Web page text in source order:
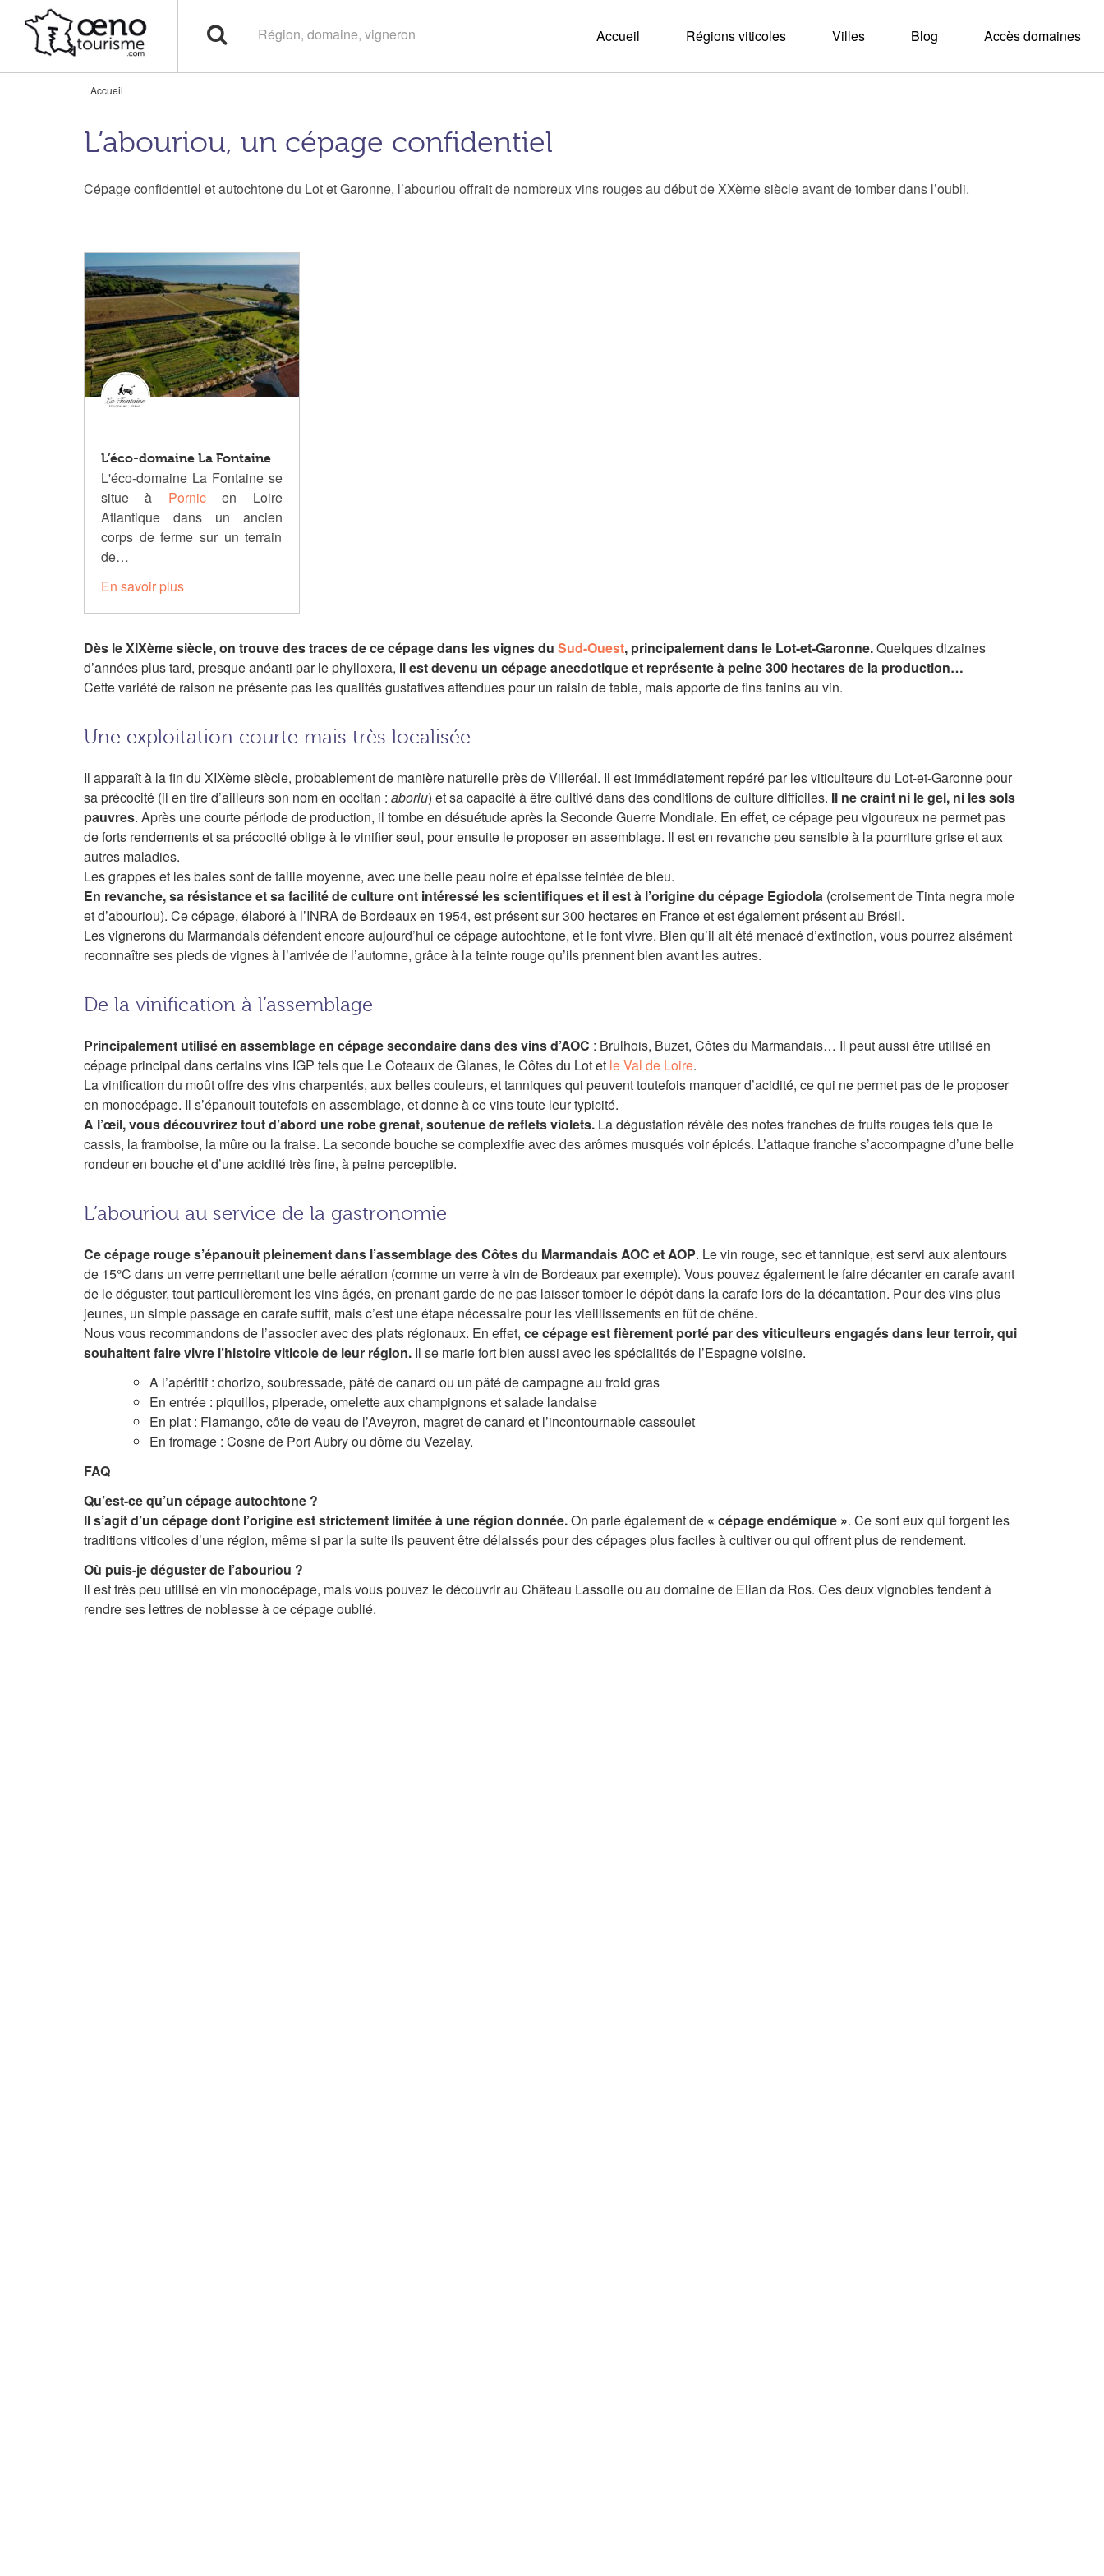
Accueil Régions viticoles Villes Blog Accès domaines
Accueil
L’abouriou, un cépage confidentiel
Cépage confidentiel et autochtone du Lot et Garonne, l’abouriou offrait de nombreux vins rouges au début de XXème siècle avant de tomber dans l’oubli.
L’éco-domaine La Fontaine
L'éco-domaine La Fontaine se
situe à Pornicen Loire
Atlantique dans un ancien
corps de ferme sur un terrain
de…
En savoir plus
Dès le XIXème siècle, on trouve des traces de ce cépage dans les vignes du Sud-Ouest, principalement dans le Lot-et-Garonne.Quelques dizaines
d’années plus tard, presque anéanti par le phylloxera, il est devenu un cépage anecdotique et représente à peine 300 hectares de la production…
Cette variété de raison ne présente pas les qualités gustatives attendues pour un raisin de table, mais apporte de fins tanins au vin.
Une exploitation courte mais très localisée
Il apparaît à la fin du XIXème siècle, probablement de manière naturelle près de Villeréal. Il est immédiatement repéré par les viticulteurs du Lot-et-Garonne pour
sa précocité (il en tire d’ailleurs son nom en occitan : aboriu) et sa capacité à être cultivé dans des conditions de culture difficiles. Il ne craint ni le gel, ni les sols
pauvres. Après une courte période de production, il tombe en désuétude après la Seconde Guerre Mondiale. En effet, ce cépage peu vigoureux ne permet pas
de forts rendements et sa précocité oblige à le vinifier seul, pour ensuite le proposer en assemblage. Il est en revanche peu sensible à la pourriture grise et aux
autres maladies.
Les grappes et les baies sont de taille moyenne, avec une belle peau noire et épaisse teintée de bleu.
En revanche, sa résistance et sa facilité de culture ont intéressé les scientifiques et il est à l’origine du cépage Egiodola (croisement de Tinta negra mole
et d’abouriou). Ce cépage, élaboré à l’INRA de Bordeaux en 1954, est présent sur 300 hectares en France et est également présent au Brésil.
Les vignerons du Marmandais défendent encore aujourd’hui ce cépage autochtone, et le font vivre. Bien qu’il ait été menacé d’extinction, vous pourrez aisément
reconnaître ses pieds de vignes à l’arrivée de l’automne, grâce à la teinte rouge qu’ils prennent bien avant les autres.
De la vinification à l’assemblage
Principalement utilisé en assemblage en cépage secondaire dans des vins d’AOC : Brulhois, Buzet, Côtes du Marmandais… Il peut aussi être utilisé en
cépage principal dans certains vins IGP tels que Le Coteaux de Glanes, le Côtes du Lot et le Val de Loire.
La vinification du moût offre des vins charpentés, aux belles couleurs, et tanniques qui peuvent toutefois manquer d’acidité, ce qui ne permet pas de le proposer
en monocépage. Il s’épanouit toutefois en assemblage, et donne à ce vins toute leur typicité.
A l’œil, vous découvrirez tout d’abord une robe grenat, soutenue de reflets violets. La dégustation révèle des notes franches de fruits rouges tels que le
cassis, la framboise, la mûre ou la fraise. La seconde bouche se complexifie avec des arômes musqués voir épicés. L’attaque franche s’accompagne d’une belle
rondeur en bouche et d’une acidité très fine, à peine perceptible.
L’abouriou au service de la gastronomie
Ce cépage rouge s’épanouit pleinement dans l’assemblage des Côtes du Marmandais AOC et AOP. Le vin rouge, sec et tannique, est servi aux alentours
de 15°C dans un verre permettant une belle aération (comme un verre à vin de Bordeaux par exemple). Vous pouvez également le faire décanter en carafe avant
de le déguster, tout particulièrement les vins âgés, en prenant garde de ne pas laisser tomber le dépôt dans la carafe lors de la décantation. Pour des vins plus
jeunes, un simple passage en carafe suffit, mais c’est une étape nécessaire pour les vieillissements en fût de chêne.
Nous vous recommandons de l’associer avec des plats régionaux. En effet, ce cépage est fièrement porté par des viticulteurs engagés dans leur terroir, qui
souhaitent faire vivre l’histoire viticole de leur région. Il se marie fort bien aussi avec les spécialités de l’Espagne voisine.
A l’apéritif : chorizo, soubressade, pâté de canard ou un pâté de campagne au froid gras
En entrée : piquillos, piperade, omelette aux champignons et salade landaise
En plat : Flamango, côte de veau de l’Aveyron, magret de canard et l’incontournable cassoulet
En fromage : Cosne de Port Aubry ou dôme du Vezelay.
FAQ
Qu’est-ce qu’un cépage autochtone ?
Il s’agit d’un cépage dont l’origine est strictement limitée à une région donnée.On parle également de « cépage endémique ». Ce sont eux qui forgent les
traditions viticoles d’une région, même si par la suite ils peuvent être délaissés pour des cépages plus faciles à cultiver ou qui offrent plus de rendement.
Où puis-je déguster de l’abouriou ?
Il est très peu utilisé en vin monocépage, mais vous pouvez le découvrir au Château Lassolle ou au domaine de Elian da Ros. Ces deux vignobles tendent à
rendre ses lettres de noblesse à ce cépage oublié.